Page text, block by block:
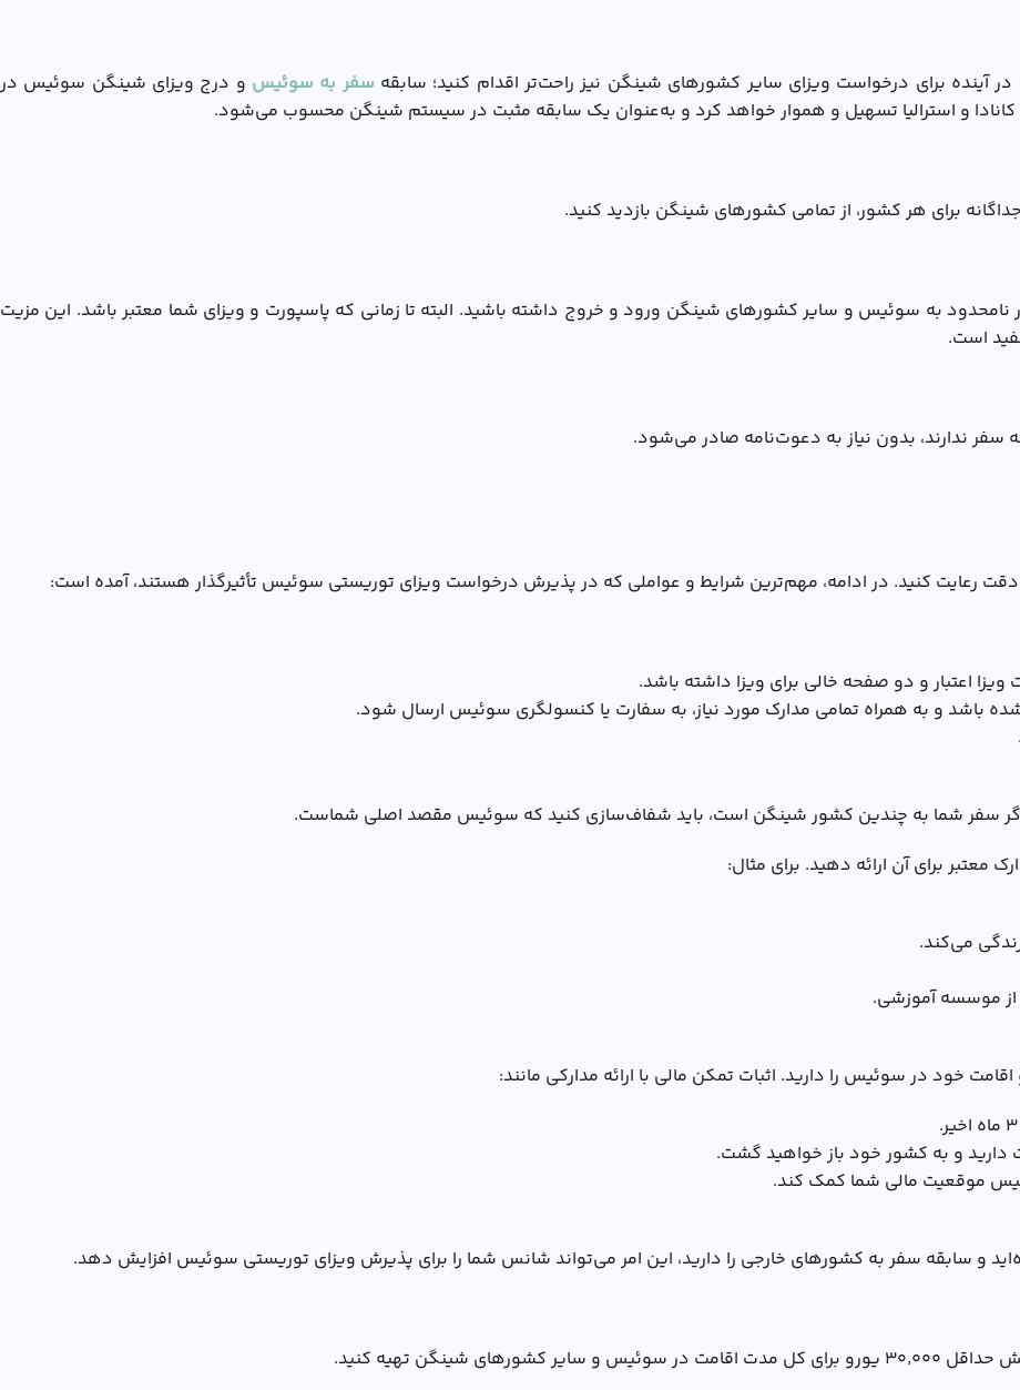
برای درخواست ویزای سایر کشورهای شینگن نیز راحت‌تر اقدام کنید؛ سابقه سفر به سوئیس و درج ویزای شینگن سوئیس در
کانادا و استرالیا تسهیل و هموار خواهد کرد و به‌عنوان یک سابقه مثبت در سیستم شینگن محسوب می‌شود.
برای هر کشور، از تمامی کشورهای شینگن بازدید کنید.
نامحدود به سوئیس و سایر کشورهای شینگن ورود و خروج داشته باشید. البته تا زمانی که پاسپورت و ویزای شما معتبر باشد. این مزیت
است.
ندارند، بدون نیاز به دعوت‌نامه صادر می‌شود.
رعایت کنید. در ادامه، مهم‌ترین شرایط و عواملی که در پذیرش درخواست ويزاي توريستي سوئيس تأثیرگذار هستند، آمده است:
باشد و به همراه تمامی مدارک مورد نیاز، به سفارت یا کنسولگری سوئیس ارسال شود.
اگر سفر شما به چندین کشور شینگن است، باید شفاف‌سازی کنید که سوئیس مقصد اصلی شماست.
برای آن ارائه دهید. برای مثال:
می‌کند.
از موسسه آموزشی.
خود در سوئیس را دارید. اثبات تمکن مالی با ارائه مدارکی مانند:
دارید و به کشور خود باز خواهید گشت.
موقعیت مالی شما کمک کند.
و سابقه سفر به کشورهای خارجی را دارید، این امر می‌تواند شانس شما را برای پذیرش ویزای توریستی سوئیس افزایش دهد.
شینگن تهیه کنید.